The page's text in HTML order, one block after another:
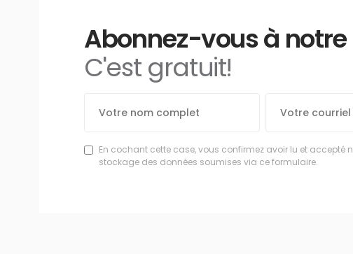
Abonnez-vous à
C'est gratuit!
En cochant cette case, vous confirmez avoir lu et
stockage des données soumises via ce formulaire.